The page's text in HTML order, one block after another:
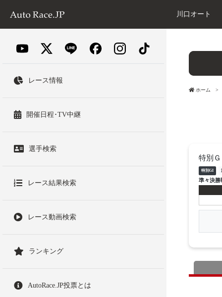
川口オート
レース情報
開催日程･TV中継
選手検索
レース結果検索
レース動画検索
ランキング
AutoRace.JP投票とは
ホーム
特別
特別GI
準々決勝